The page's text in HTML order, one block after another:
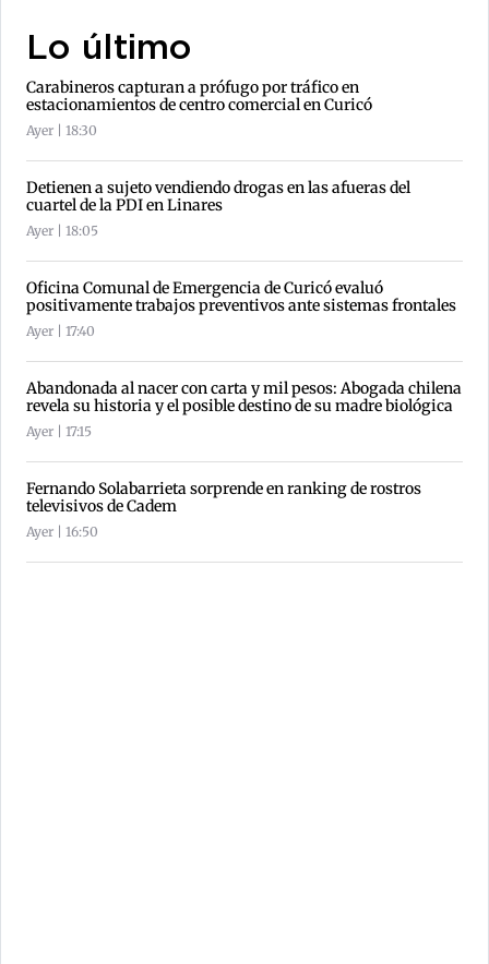
Lo último
Carabineros capturan a prófugo por tráfico en
estacionamientos de centro comercial en Curicó
Ayer | 18:30
Detienen a sujeto vendiendo drogas en las afueras del
cuartel de la PDI en Linares
Ayer | 18:05
Oficina Comunal de Emergencia de Curicó evaluó
positivamente trabajos preventivos ante sistemas frontales
Ayer | 17:40
Abandonada al nacer con carta y mil pesos: Abogada chilena
revela su historia y el posible destino de su madre biológica
Ayer | 17:15
Fernando Solabarrieta sorprende en ranking de rostros
televisivos de Cadem
Ayer | 16:50